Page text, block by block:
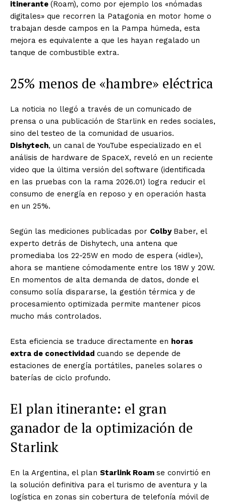
itinerante (Roam), como por ejemplo los «nómadas
digitales» que recorren la Patagonia en motor home o
trabajan desde campos en la Pampa húmeda, esta
mejora es equivalente a que les hayan regalado un
tanque de combustible extra.
25% menos de «hambre» eléctrica
La noticia no llegó a través de un comunicado de
prensa o una publicación de Starlink en redes sociales,
sino del testeo de la comunidad de usuarios.
Dishytech, un canal de YouTube especializado en el
análisis de hardware de SpaceX, reveló en un reciente
video que la última versión del software (identificada
en las pruebas con la rama 2026.01) logra reducir el
consumo de energía en reposo y en operación hasta
en un 25%.
Según las mediciones publicadas por Colby Baber, el
experto detrás de Dishytech, una antena que
promediaba los 22-25W en modo de espera («idle»),
ahora se mantiene cómodamente entre los 18W y 20W.
En momentos de alta demanda de datos, donde el
consumo solía dispararse, la gestión térmica y de
procesamiento optimizada permite mantener picos
mucho más controlados.
Esta eficiencia se traduce directamente en horas
extra de conectividad cuando se depende de
estaciones de energía portátiles, paneles solares o
baterías de ciclo profundo.
El plan itinerante: el gran
ganador de la optimización de
Starlink
En la Argentina, el plan Starlink Roam se convirtió en
la solución definitiva para el turismo de aventura y la
logística en zonas sin cobertura de telefonía móvil de